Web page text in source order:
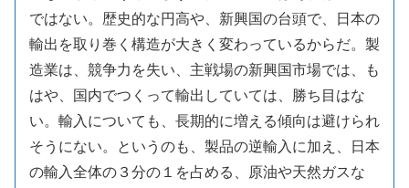
ではない。歴史的な円高や、新興国の台頭で、日本の
輸出を取り巻く構造が大きく変わっているからだ。製
造業は、競争力を失い、主戦場の新興国市場では、も
はや、国内でつくって輸出していては、勝ち目はな
い。輸入についても、長期的に増える傾向は避けられ
そうにない。というのも、製品の逆輸入に加え、日本
の輸入全体の３分の１を占める、原油や天然ガスな